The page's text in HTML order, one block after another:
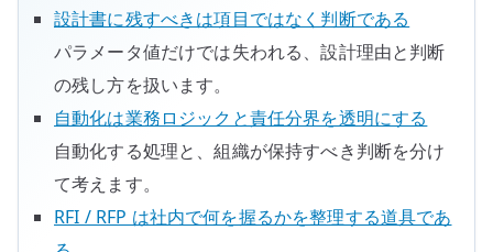
設計書に残すべきは項目ではなく判断である
パラメータ値だけでは失われる、設計理由と判断
の残し方を扱います。
自動化は業務ロジックと責任分界を透明にする
自動化する処理と、組織が保持すべき判断を分け
て考えます。
RFI / RFP は社内で何を握るかを整理する道具であ